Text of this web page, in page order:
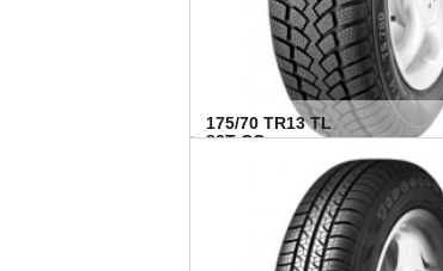
175/70 TR13 TL
82T CO...